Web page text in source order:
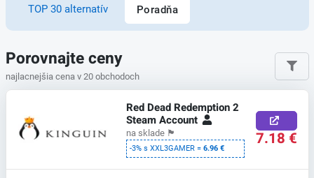
TOP 30 alternatív Poradňa
Porovnajte ceny
najlacnejšia cena v 20 obchodoch
Red Dead Redemption 2
Steam Account
na sklade 🏴
-3% s XXL3GAMER =6.96 € 7.18 €